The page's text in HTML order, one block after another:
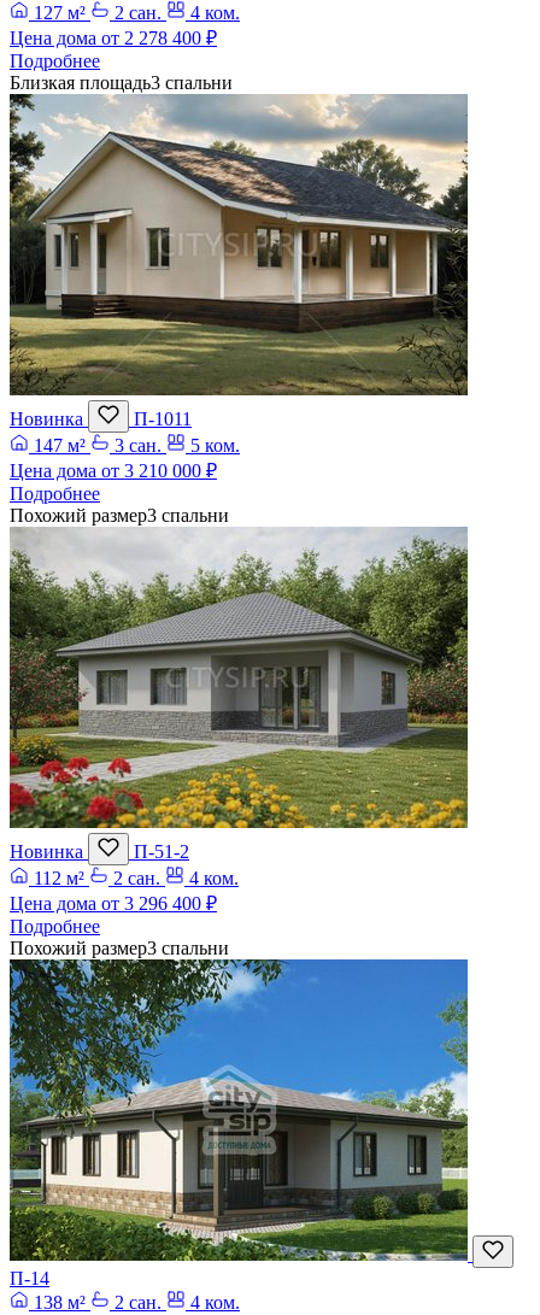
127 м²
2 сан.
4 ком.
Цена дома от 2 278 400 ₽
Подробнее
Близкая площадь3 спальни
Новинка
П-1011
147 м²
3 сан.
5 ком.
Цена дома от 3 210 000 ₽
Подробнее
Похожий размер3 спальни
Новинка
П-51-2
112 м²
2 сан.
4 ком.
Цена дома от 3 296 400 ₽
Подробнее
Похожий размер3 спальни
П-14
138 м²
2 сан.
4 ком.